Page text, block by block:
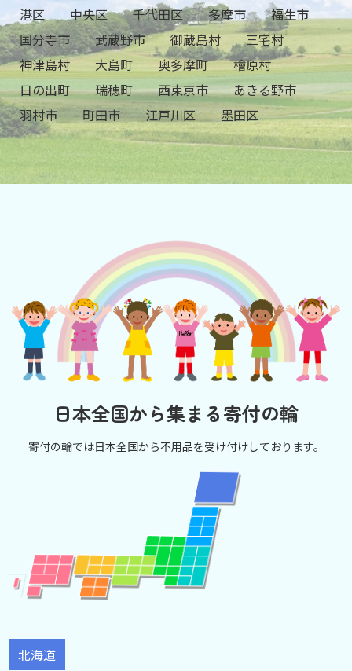
港区
中央区 千代田区 多摩市
福生市
国分寺市
武蔵野市 御蔵島村
三宅村
神津島村
大島町 奥多摩町
檜原村
日の出町
瑞穂町 西東京市
あきる野市
羽村市
町田市 江戸川区 墨田区
日本全国から集まる寄付の輪
寄付の輪では日本全国から不用品を受け付けしております。
北海道